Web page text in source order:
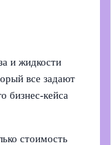
и жидкости
все задают
бизнес‑кейса
стоимость